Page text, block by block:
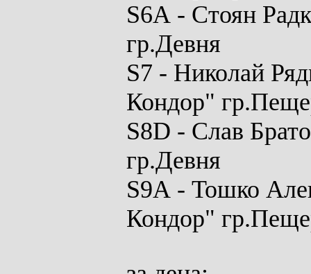
S6A - Стоян
гр.Девня
S7 - Николай
Кондор"
S8D - Слав
гр.Девня
S9A - Тошко
Кондор"